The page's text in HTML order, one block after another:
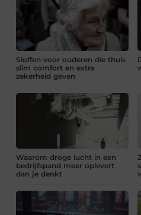
Sloffen voor ouderen die thuis
slim comfort en extra
zekerheid geven
Waarom droge lucht in een
bedrijfspand meer oplevert
dan je denkt